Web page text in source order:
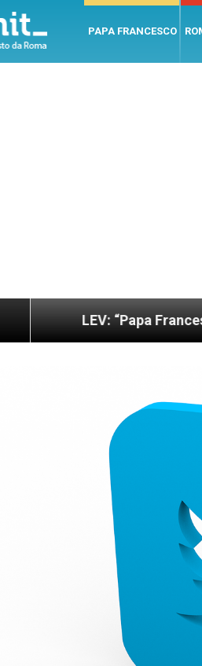
PAPA FRANCESCO
LEV: “Papa Francesco. Un